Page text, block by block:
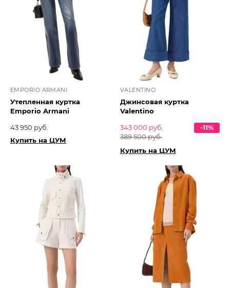
EMPORIO ARMANI
Утепленная куртка
Emporio Armani
43 950 руб.
Купить на ЦУМ
VALENTINO
Джинсовая куртка
Valentino
343 000 руб.
389 500 руб.
-11%
Купить на ЦУМ